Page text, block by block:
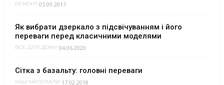
РЕМОНТ 05.09.2017
Як вибрати дзеркало з підсвічуванням і його
переваги перед класичними моделями
ВСЕ ДЛЯ ДОМУ 04.06.2020
Сітка з базальту: головні переваги
ІНШІ МАТЕРІАЛИ 17.02.2018